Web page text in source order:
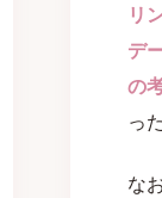
リ
デ
の
っ
な